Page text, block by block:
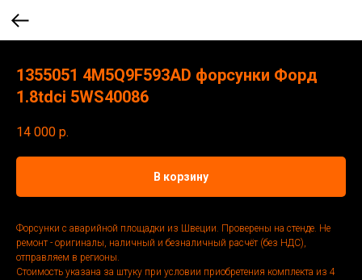
1355051 4M5Q9F593AD форсунки Форд
1.8tdci 5WS40086
14 000 р.
В корзину
Форсунки с аварийной площадки из Швеции. Проверены на стенде. Не
ремонт - оригиналы, наличный и безналичный расчёт (без НДС),
отправляем в регионы.
Стоимость указана за штуку при условии приобретения комплекта из 4